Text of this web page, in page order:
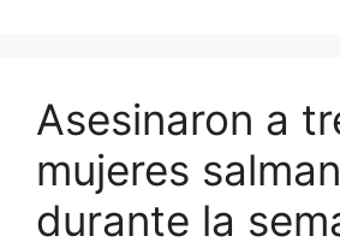
Asesinaron a
mujeres
durante la